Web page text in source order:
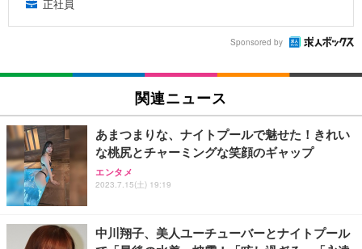
正社員
Sponsored by
関連ニュース
あまつまりな、ナイトプールで魅せた！きれい
な桃尻とチャーミングな笑顔のギャップ
エンタメ
2023.7.15(土) 19:19
中川翔子、美人ユーチューバーとナイトプール